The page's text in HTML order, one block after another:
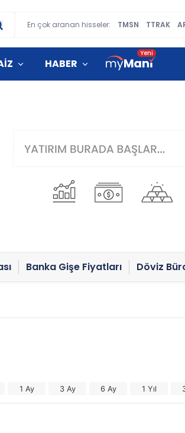
En çok aranan hisseler: TMSN TTRAK
HABER
Banka Gişe Fiyatları Döviz
1 Ay 3 Ay 6 Ay 1 Yıl